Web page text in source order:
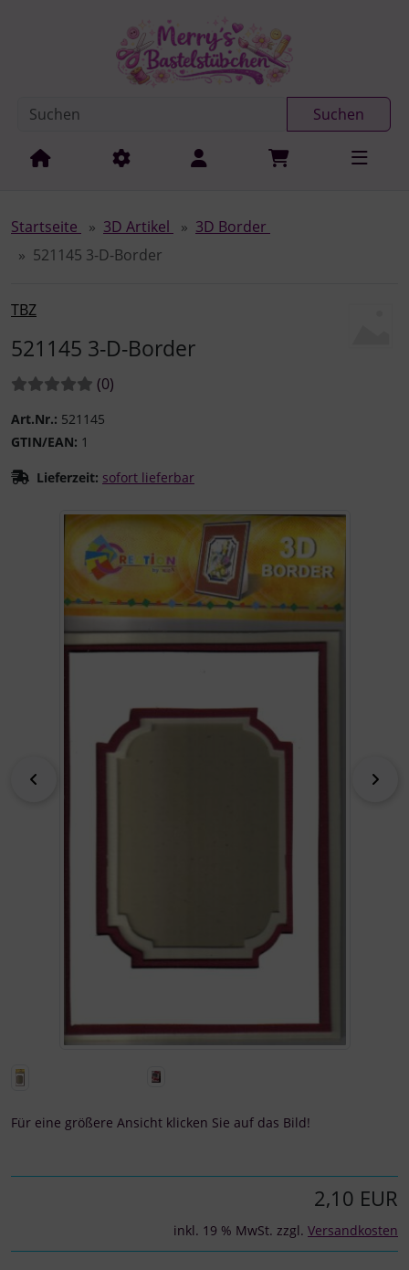
Springe zur Navigation
Suchen
Startseite 3D Artikel
3D Border
521145 3-D-Border
TBZ
521145 3-D-Border
Bewertungen:
(0Bewertungen
)
Art.Nr.: 521145
GTIN/EAN: 1
Lieferzeit: sofort lieferbar
Wenn mehr als ein Produktbild existiert, können Sie die
Für eine größere Ansicht klicken Sie auf das Bild!
2,10 EUR
inkl. 19 % MwSt. zzgl. Versandkosten